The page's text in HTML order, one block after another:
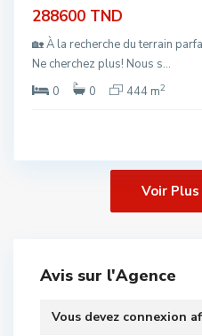
288600 TND
🏡 À la recherche du terrain
Ne cherchez plus! Nous s...
0
0 444 m2
Avis sur l'Agence
Vous devez connexion